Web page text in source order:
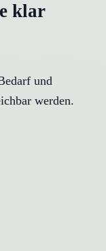
klar
und
werden.